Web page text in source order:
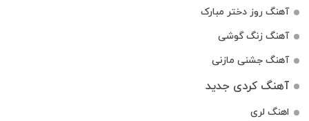
آهنگ روز دختر مبارک
آهنگ زنگ گوشی
آهنگ جشنی مازنی
آهنگ کردی جدید
اهنگ لری